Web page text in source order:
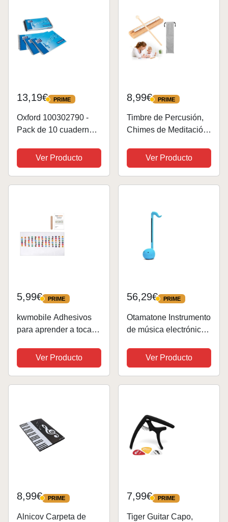
13,19€ PRIME
PRIME
Oxford 100302790 -
Pack de 10 cuadernos
Ver Producto
8,99€ PRIME
PRIME
Timbre de Percusión,
Chimes de Meditación
Instrumentos
Musicales de
Percusión para Yoga
Ver Producto
5,99€ PRIME
PRIME
kwmobile Adhesivos
para aprender a tocar
para aprendizaje de
guitarra acústica y
eléctrica para el
Ver Producto
56,29€ PRIME
PRIME
Otamatone Instrumento
de música electrónico
Sintetizador de
Instrumentos
Musicales Digitales
Ver Producto
8,99€ PRIME
PRIME
Alnicov Carpeta de
7,99€ PRIME
PRIME
Tiger Guitar Capo,